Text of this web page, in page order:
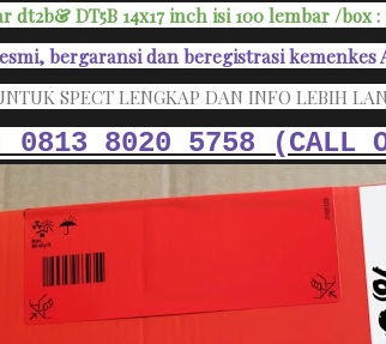
dt2b& DT5B 14x17 inch isi 100 lembar /box :
bergaransi dan beregistrasi kemenkes
SPECT LENGKAP DAN INFO LEBIH
8020 5758 (CALL